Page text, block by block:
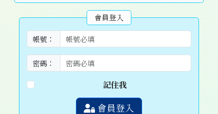
會員登入
帳號：
密碼：
記住我
會員登入